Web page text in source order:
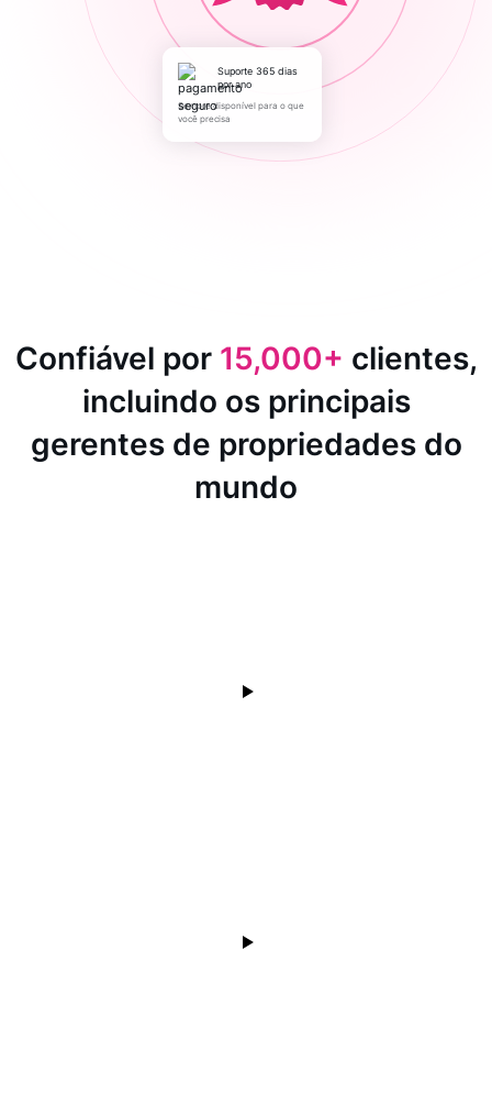
Suporte 365 dias
por ano
Sempre disponível para o que
você precisa
Confiável por 15,000+ clientes,
incluindo os principais
gerentes de propriedades do
mundo